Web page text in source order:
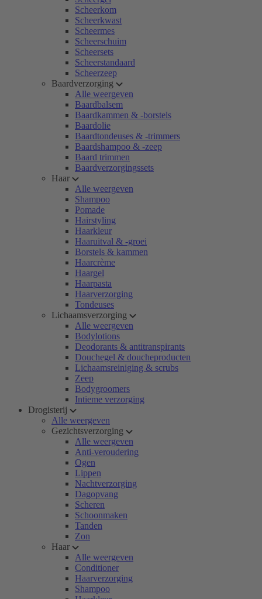
Scheerkom
Scheerkwast
Scheermes
Scheerschuim
Scheersets
Scheerstandaard
Scheerzeep
Baardverzorging
Alle weergeven
Baardbalsem
Baardkammen & -borstels
Baardolie
Baardtondeuses & -trimmers
Baardshampoo & -zeep
Baard trimmen
Baardverzorgingssets
Haar
Alle weergeven
Shampoo
Pomade
Hairstyling
Haarkleur
Haaruitval & -groei
Borstels & kammen
Haarcrème
Haargel
Haarpasta
Haarverzorging
Tondeuses
Lichaamsverzorging
Alle weergeven
Bodylotions
Deodorants & antitranspirants
Douchegel & doucheproducten
Lichaamsreiniging & scrubs
Zeep
Bodygroomers
Intieme verzorging
Drogisterij
Alle weergeven
Gezichtsverzorging
Alle weergeven
Anti-veroudering
Ogen
Lippen
Nachtverzorging
Dagopvang
Scheren
Schoonmaken
Tanden
Zon
Haar
Alle weergeven
Conditioner
Haarverzorging
Shampoo